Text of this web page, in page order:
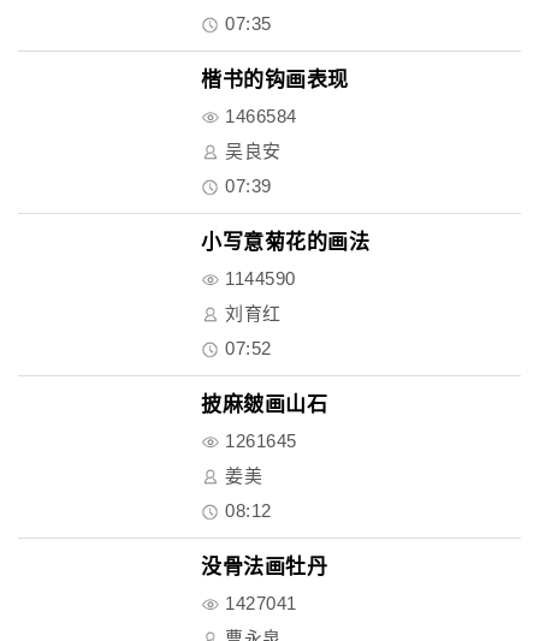
07:35
楷书的钩画表现
1466584
吴良安
07:39
小写意菊花的画法
1144590
刘育红
07:52
披麻皴画山石
1261645
姜美
08:12
没骨法画牡丹
1427041